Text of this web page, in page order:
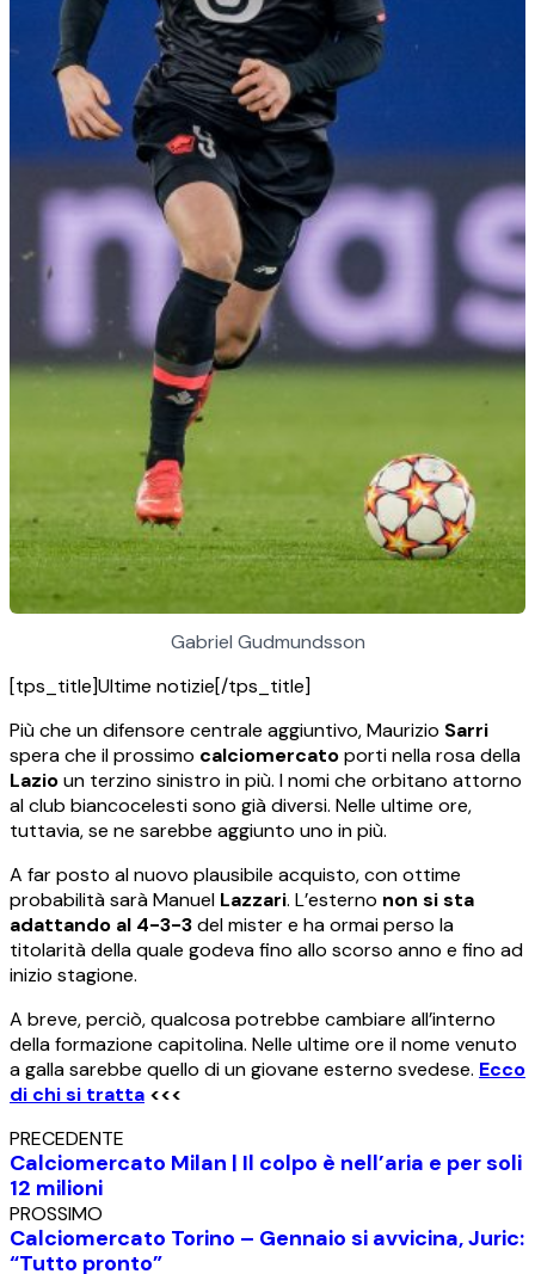
Gabriel Gudmundsson
[tps_title]Ultime notizie[/tps_title]
Più che un difensore centrale aggiuntivo, Maurizio Sarri
spera che il prossimo calciomercatoporti nella rosa della
Lazioun terzino sinistro in più. I nomi che orbitano attorno
al club biancocelesti sono già diversi. Nelle ultime ore,
tuttavia, se ne sarebbe aggiunto uno in più.
A far posto al nuovo plausibile acquisto, con ottime
probabilità sarà Manuel Lazzari. L’esterno non si sta
adattando al 4-3-3del mister e ha ormai perso la
titolarità della quale godeva fino allo scorso anno e fino ad
inizio stagione.
A breve, perciò, qualcosa potrebbe cambiare all’interno
della formazione capitolina. Nelle ultime ore il nome venuto
a galla sarebbe quello di un giovane esterno svedese. Ecco
di chi si tratta <<<
PRECEDENTE
Calciomercato Milan | Il colpo è nell’aria e per soli
12 milioni
PROSSIMO
Calciomercato Torino – Gennaio si avvicina, Juric:
“Tutto pronto”